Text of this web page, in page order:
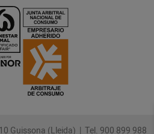
Guissona (Lleida) | Tel. 900 899 988